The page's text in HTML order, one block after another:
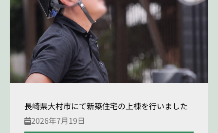
長崎県大村市にて新築住宅の上棟を行いました
2026年7月19日